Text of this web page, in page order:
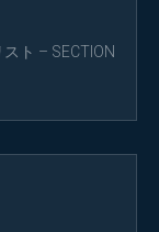
ト – SECTION